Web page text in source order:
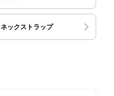
ネックストラップ